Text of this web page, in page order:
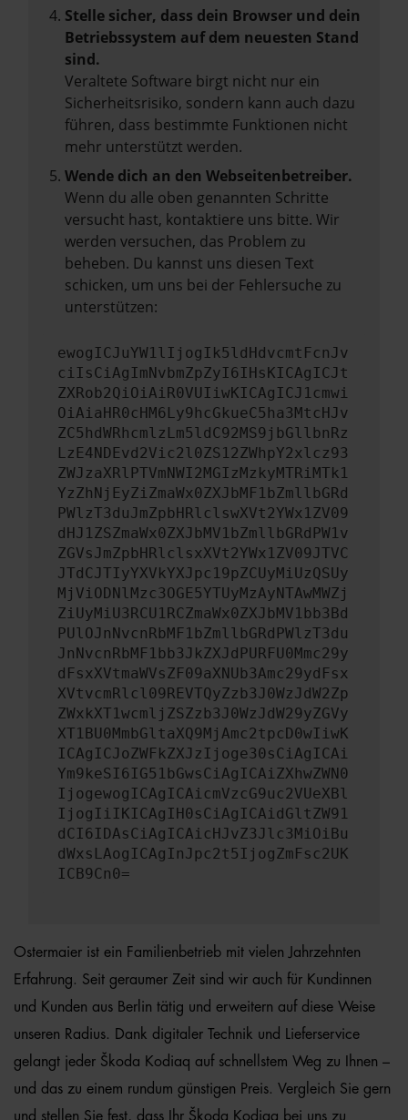
Stelle sicher, dass dein Browser und dein
Betriebssystem auf dem neuesten Stand
sind.
Veraltete Software birgt nicht nur ein
Sicherheitsrisiko, sondern kann auch dazu
führen, dass bestimmte Funktionen nicht
mehr unterstützt werden.
Wende dich an den Webseitenbetreiber.
Wenn du alle oben genannten Schritte
versucht hast, kontaktiere uns bitte. Wir
werden versuchen, das Problem zu
beheben. Du kannst uns diesen Text
schicken, um uns bei der Fehlersuche zu
unterstützen:
ewogICJuYW1lIjogIk5ldHdvcmtFcnJv
ciIsCiAgImNvbmZpZyI6IHsKICAgICJt
ZXRob2QiOiAiR0VUIiwKICAgICJ1cmwi
OiAiaHR0cHM6Ly9hcGkueC5ha3MtcHJv
ZC5hdWRhcmlzLm5ldC92MS9jbGllbnRz
LzE4NDEvd2Vic2l0ZS12ZWhpY2xlcz93
ZWJzaXRlPTVmNWI2MGIzMzkyMTRiMTk1
YzZhNjEyZiZmaWx0ZXJbMF1bZmllbGRd
PWlzT3duJmZpbHRlclswXVt2YWx1ZV09
dHJ1ZSZmaWx0ZXJbMV1bZmllbGRdPW1v
ZGVsJmZpbHRlclsxXVt2YWx1ZV09JTVC
JTdCJTIyYXVkYXJpc19pZCUyMiUzQSUy
MjViODNlMzc3OGE5YTUyMzAyNTAwMWZj
ZiUyMiU3RCU1RCZmaWx0ZXJbMV1bb3Bd
PUlOJnNvcnRbMF1bZmllbGRdPWlzT3du
JnNvcnRbMF1bb3JkZXJdPURFU0Mmc29y
dFsxXVtmaWVsZF09aXNUb3Amc29ydFsx
XVtvcmRlcl09REVTQyZzb3J0WzJdW2Zp
ZWxkXT1wcmljZSZzb3J0WzJdW29yZGVy
XT1BU0MmbGltaXQ9MjAmc2tpcD0wIiwK
ICAgICJoZWFkZXJzIjoge30sCiAgICAi
Ym9keSI6IG51bGwsCiAgICAiZXhwZWN0
IjogewogICAgICAicmVzcG9uc2VUeXBl
IjogIiIKICAgIH0sCiAgICAidGltZW91
dCI6IDAsCiAgICAicHJvZ3Jlc3MiOiBu
dWxsLAogICAgInJpc2t5IjogZmFsc2UK
ICB9Cn0=
Ostermaier ist ein Familienbetrieb mit vielen Jahrzehnten
Erfahrung. Seit geraumer Zeit sind wir auch für Kundinnen
und Kunden aus Berlin tätig und erweitern auf diese Weise
unseren Radius. Dank digitaler Technik und Lieferservice
gelangt jeder Škoda Kodiaq auf schnellstem Weg zu Ihnen –
und das zu einem rundum günstigen Preis. Vergleich Sie gern
und stellen Sie fest, dass Ihr Škoda Kodiaq bei uns zu